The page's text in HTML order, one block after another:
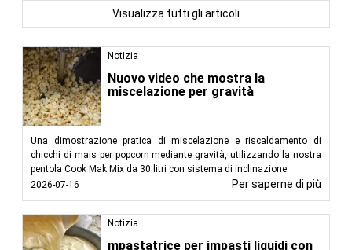
Notizia
Nuovo video che mostra la
miscelazione per gravità
Una dimostrazione pratica di miscelazione e riscaldamento di
chicchi di mais per popcorn mediante gravità, utilizzando la nostra
pentola Cook Mak Mix da 30 litri con sistema di inclinazione.
2026-07-16
Per saperne di più
Notizia
mpastatrice per impasti liquidi con
Visualizza tutti gli articoli